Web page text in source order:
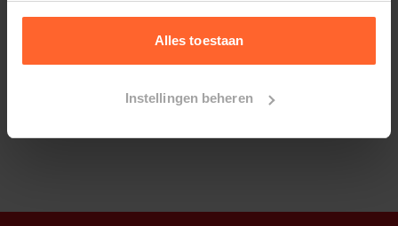
Alles toestaan
Instellingen beheren